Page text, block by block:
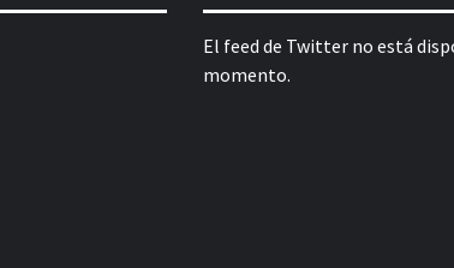
El feed de Twitter no está
momento.